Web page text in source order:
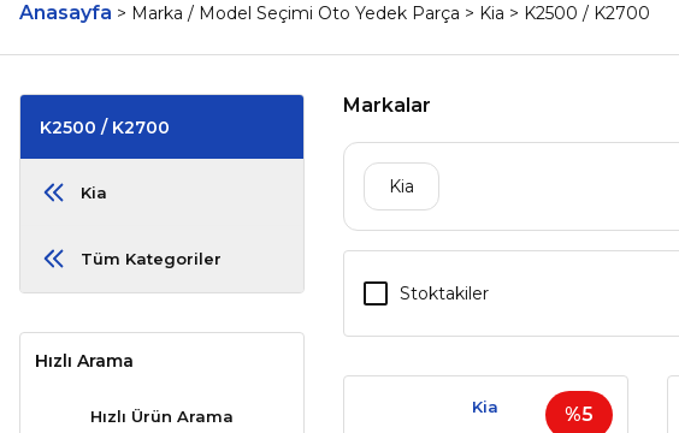
Anasayfa Marka / Model Seçimi Oto Yedek Parça Kia K2500 / K2700
K2500 / K2700
Kia
Tüm Kategoriler
Hızlı Arama
Hızlı Ürün Arama
Markalar
Kia
Stoktakiler
%5
Kia